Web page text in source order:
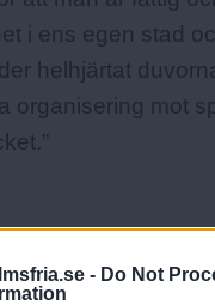
- Do Not
i ens egen stad
helhjärtat
organisering mot
och 25:e mars